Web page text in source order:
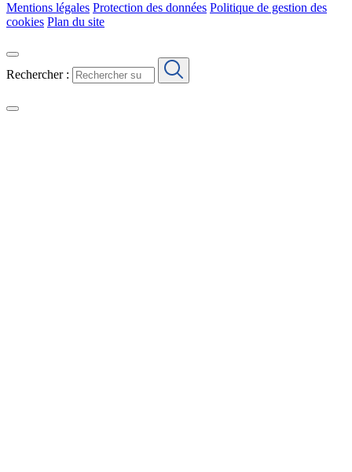
Mentions légales Protection des données Politique de gestion des
cookies Plan du site
Rechercher :